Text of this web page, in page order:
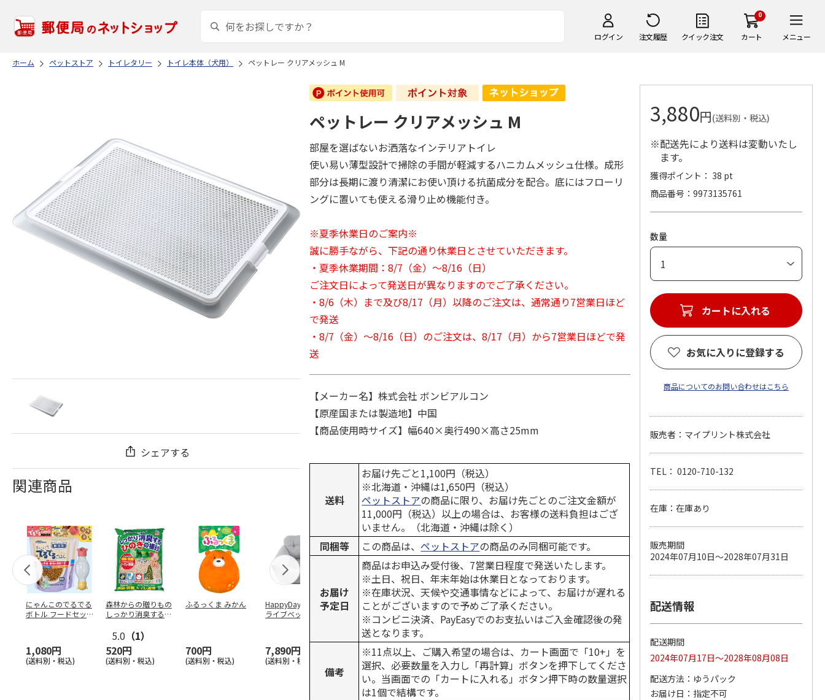
ログイン 注文履歴 クイック注文
0
カート メニュー
ホーム ペットストア トイレタリー トイレ本体（犬用） ペットレー クリアメッシュ M
シェアする
関連商品
にゃんこのでるでる
ボトル フードセッ
1,080円
(送料別・税込)
森林からの贈りもの
しっかり消臭するひ
5.0 （1）
520円
(送料別・税込)
ふるっくま みかん
700円
(送料別・税込)
HappyDays 2wayド
ライブベッド グレ
7,890円
(送料別・税込)
獣医師開発 ニオイ
をとる砂専用 猫ト
イレ ナチュラルグ
1,550円
(送料別・税込)
デオトイレ 飛び散
らない消臭・抗菌サ
ンド 4L
1,320円
(送料別・税込)
無添加良品 カムカ
ムデンタルコーン
ぐるぐるボーン型 S
470円
(送料別・税込)
チ 健康に育つ子ね
こ用 まぐろ・かつ
120円
(送料別・税込)
ペット線香 虹のか
なた フルーティフ
ローラルの香り
590円
(送料別・税込)
えBOX とりささ…
380円
(送料別・税込)
ペットレー クリアメッシュ M
部屋を選ばないお洒落なインテリアトイレ
使い易い薄型設計で掃除の手間が軽減するハニカムメッシュ仕様。成形
部分は長期に渡り清潔にお使い頂ける抗菌成分を配合。底にはフローリ
ングに置いても使える滑り止め機能付き。
※夏季休業日のご案内※
誠に勝手ながら、下記の通り休業日とさせていただきます。
・夏季休業期間：8/7（金）～8/16（日）
ご注文日によって発送日が異なりますのでご了承ください。
・8/6（木）まで及び8/17（月）以降のご注文は、通常通り7営業日ほど
で発送
・8/7（金）～8/16（日）のご注文は、8/17（月）から7営業日ほどで発
送
【メーカー名】株式会社 ボンビアルコン
【原産国または製造地】中国
【商品使用時サイズ】幅640×奥行490×高さ25mm
送料
お届け先ごと1,100円（税込）
※北海道・沖縄は1,650円（税込）
ペットストアの商品に限り、お届け先ごとのご注文金額が
11,000円（税込）以上の場合は、お客様の送料負担はござ
いません。（北海道・沖縄は除く）
同梱等
この商品は、ペットストアの商品のみ同梱可能です。
お届け
予定日
商品はお申込み受付後、7営業日程度で発送いたします。
※土日、祝日、年末年始は休業日となっております。
※在庫状況、天候や交通事情などによって、お届けが遅れる
ことがございますので予めご了承ください。
※コンビニ決済、PayEasyでのお支払いはご入金確認後の発
送となります。
備考
※11点以上、ご購入希望の場合は、カート画面で「10+」を
選択、必要数量を入力し「再計算」ボタンを押下してくださ
い。当画面での「カートに入れる」ボタン押下時の数量選択
は1個で結構です。
3,880円(送料別・税込)
※配送先により送料は変動いたし
ます。
獲得ポイント： 38 pt
商品番号
9973135761
数量
カートに入れる
お気に入りに登録する
商品についてのお問い合わせはこちら
販売者：マイプリント株式会社
TEL： 0120-710-132
在庫：在庫あり
販売期間
2024年07月10日～2028年07月31日
配送情報
配送期間
2024年07月17日～2028年08月08日
配送方法
ゆうパック
お届け日
指定不可